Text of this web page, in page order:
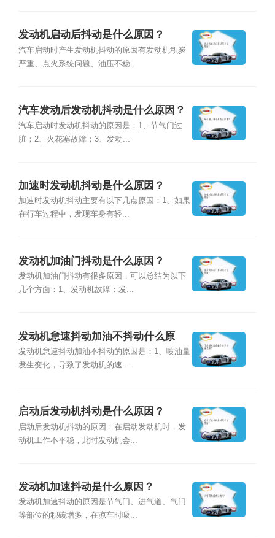
发动机启动后抖动是什么原因？
汽车启动时产生发动机抖动的原因有发动机积炭
严重、点火系统问题、油压不稳...
汽车发动后发动机抖动是什么原因？
汽车启动时发动机抖动的原因是：1、节气门过
脏；2、火花塞故障；3、发动...
加速时发动机抖动是什么原因？
加速时发动机抖动主要有以下几点原因：1、如果
在行车过程中，发现车身有轻...
发动机加油门抖动是什么原因？
发动机加油门抖动有很多原因，可以总结为以下
几个方面：1、发动机故障：发...
发动机怠速抖动加油不抖动什么原
因？
发动机怠速抖动加油不抖动的原因是：1、喷油量
发生变化，导致了发动机的速...
启动后发动机抖动是什么原因？
启动后发动机抖动的原因：在启动发动机时，发
动机工作不平稳，此时发动机会...
发动机加速抖动是什么原因？
发动机加速抖动的原因是节气门、进气道、气门
等部位的积碳增多，在凉车时吸...